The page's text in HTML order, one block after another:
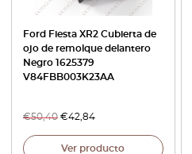
Ford Fiesta XR2 Cubierta de
ojo de remolque delantero
Negro 1625379
V84FBB003K23AA
€50,40 €42,84
Ver producto